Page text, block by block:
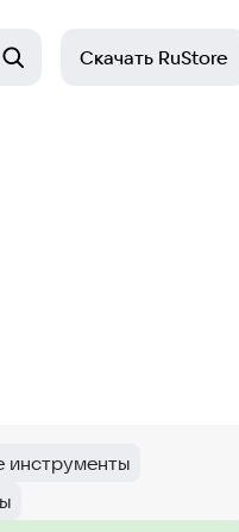
Скачать RuStore
инструменты